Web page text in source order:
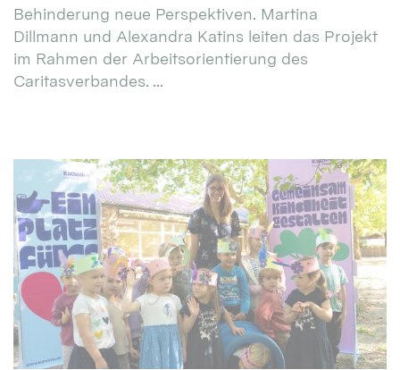
Behinderung neue Perspektiven. Martina
Dillmann und Alexandra Katins leiten das Projekt
im Rahmen der Arbeitsorientierung des
Caritasverbandes. ...